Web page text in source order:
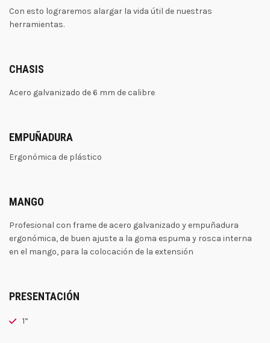
Con esto lograremos alargar la vida útil de nuestras
herramientas.
CHASIS
Acero galvanizado de 6 mm de calibre
EMPUÑADURA
Ergonómica de plástico
MANGO
Profesional con frame de acero galvanizado y empuñadura
ergonómica, de buen ajuste a la goma espuma y rosca interna
en el mango, para la colocación de la extensión
PRESENTACIÓN
1”